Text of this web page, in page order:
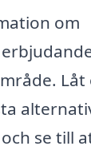
om
Låt
se till